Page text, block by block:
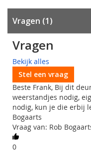
Vragen 1
Vragen
Bekijk alles
Stel een vraag
Beste Frank, Bij dit
weerstandjes nodig,
nodig, kun je die erbij
Bogaarts
Vraag van: Rob
0